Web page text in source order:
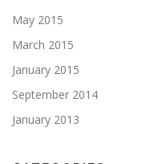
May 2015
March 2015
January 2015
September 2014
January 2013